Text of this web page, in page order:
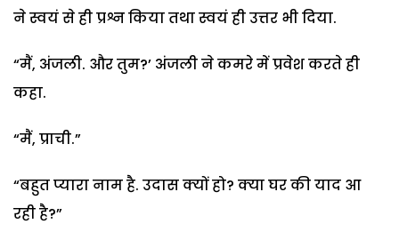
ने स्वयं से ही प्रश्न किया तथा स्वयं ही उत्तर भी दिया.
“मैं, अंजली. और तुम?’ अंजली ने कमरे में प्रवेश करते ही
कहा.
“मैं, प्राची.”
“बहुत प्यारा नाम है. उदास क्यों हो? क्या घर की याद आ
रही है?”